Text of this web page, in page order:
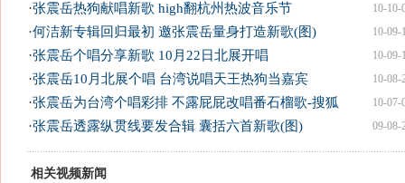
10-10-
·张震岳热狗献唱新歌 high翻杭州热波音乐节
10-09-
·何洁新专辑回归最初 邀张震岳量身打造新歌(图)
10-09-
·张震岳个唱分享新歌 10月22日北展开唱
10-08-
·张震岳10月北展个唱 台湾说唱天王热狗当嘉宾
10-07-
·张震岳为台湾个唱彩排 不露屁屁改唱番石榴歌-搜狐
09-08-
·张震岳透露纵贯线要发合辑 囊括六首新歌(图)
相关视频新闻